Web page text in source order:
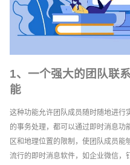
1、一个强大的团队联
能
这种功能允许团队成员随时随地进行
的事务处理，都可以通过即时消息
区和地理位置的限制，使团队成员
流行的即时消息软件，如企业微信，